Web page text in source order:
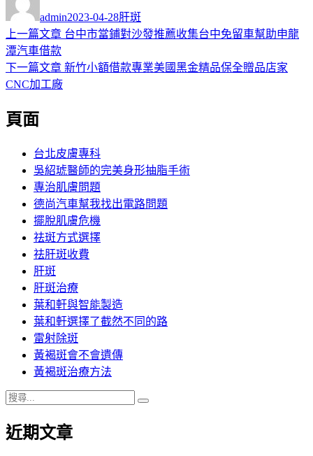
者
admin佈
日
2023-04-28類
肝斑
文
章
導
覽
上一篇文章 上
篇
台中市當鋪對沙發推薦收集台中免留車幫助申龍
潭汽車借款
下一篇文章 下
新竹小額借款專業美國黑金精品保全贈品店家
CNC加工廠
頁面
台北皮膚專科
吳紹琥醫師的完美身形抽脂手術
專治肌膚問題
德尚汽車幫我找出電路問題
擺脫肌膚危機
祛斑方式選擇
祛肝斑收費
肝斑
肝斑治療
葉和軒與智能製造
葉和軒選擇了截然不同的路
雷射除斑
黃褐斑會不會遺傳
黃褐斑治療方法
搜
關
近期文章